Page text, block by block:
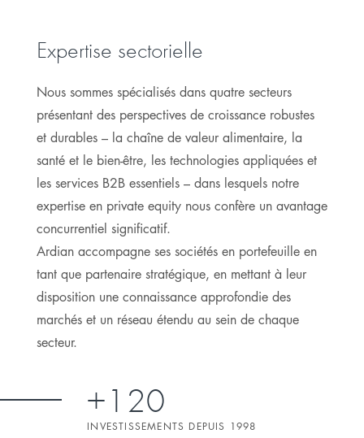
Expertise sectorielle
Nous sommes spécialisés dans quatre secteurs
présentant des perspectives de croissance robustes
et durables – la chaîne de valeur alimentaire, la
santé et le bien-être, les technologies appliquées et
les services B2B essentiels – dans lesquels notre
expertise en private equity nous confère un avantage
concurrentiel significatif.
Ardian accompagne ses sociétés en portefeuille en
tant que partenaire stratégique, en mettant à leur
disposition une connaissance approfondie des
marchés et un réseau étendu au sein de chaque
secteur.
+120
INVESTISSEMENTS DEPUIS 1998